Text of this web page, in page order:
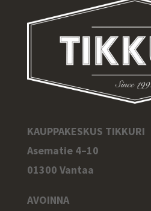
KAUPPAKESKUS TIKKURI
Asematie 4–10
01300 Vantaa
AVOINNA